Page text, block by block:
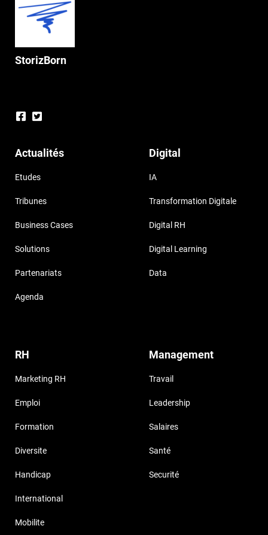
StorizBorn
Actualités
Etudes
Tribunes
Business Cases
Solutions
Partenariats
Agenda
Digital
IA
Transformation Digitale
Digital RH
Digital Learning
Data
RH
Marketing RH
Emploi
Formation
Diversite
Handicap
International
Mobilite
Management
Travail
Leadership
Salaires
Santé
Securité